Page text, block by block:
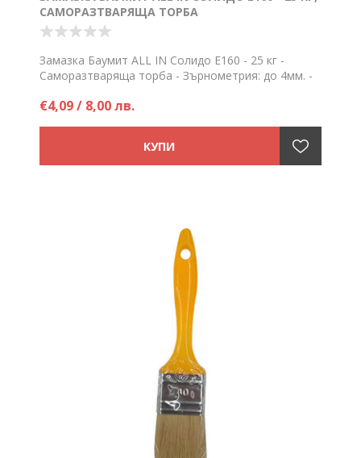
САМОРАЗТВАРЯЩА ТОРБА
Замазка Баумит ALL IN Солидо Е160 - 25 кг -
Саморазтваряща торба - Зърнометрия: до 4мм. -
Цена на брой
€4,09 / 8,00 лв.